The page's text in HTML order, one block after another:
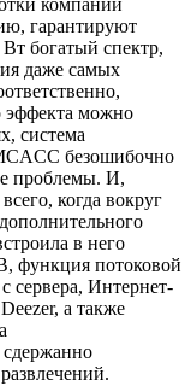
компании
гарантируют
Вт богатый спектр,
даже самых
эффекта можно
система
безошибочно
проблемы. И,
когда вокруг
в него
функция потоковой
сервера, Интернет-
Deezer, а также
сдержанно